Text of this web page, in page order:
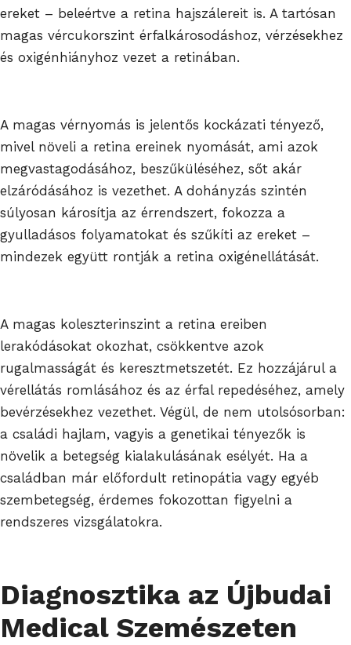
ereket – beleértve a retina hajszálereit is. A tartósan
magas vércukorszint érfalkárosodáshoz, vérzésekhez
és oxigénhiányhoz vezet a retinában.
A magas vérnyomás is jelentős kockázati tényező,
mivel növeli a retina ereinek nyomását, ami azok
megvastagodásához, beszűküléséhez, sőt akár
elzáródásához is vezethet. A dohányzás szintén
súlyosan károsítja az érrendszert, fokozza a
gyulladásos folyamatokat és szűkíti az ereket –
mindezek együtt rontják a retina oxigénellátását.
A magas koleszterinszint a retina ereiben
lerakódásokat okozhat, csökkentve azok
rugalmasságát és keresztmetszetét. Ez hozzájárul a
vérellátás romlásához és az érfal repedéséhez, amely
bevérzésekhez vezethet. Végül, de nem utolsósorban:
a családi hajlam, vagyis a genetikai tényezők is
növelik a betegség kialakulásának esélyét. Ha a
családban már előfordult retinopátia vagy egyéb
szembetegség, érdemes fokozottan figyelni a
rendszeres vizsgálatokra.
Diagnosztika az Újbudai
Medical Szemészeten